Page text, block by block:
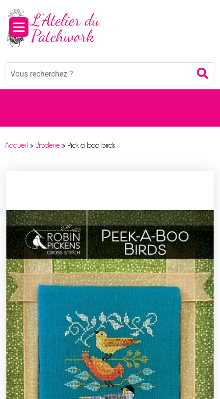
Mots
Accueil » Broderie » Pick a boo birds
Panneau de gestion des cookies